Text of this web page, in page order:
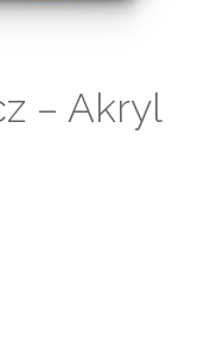
– Akryl